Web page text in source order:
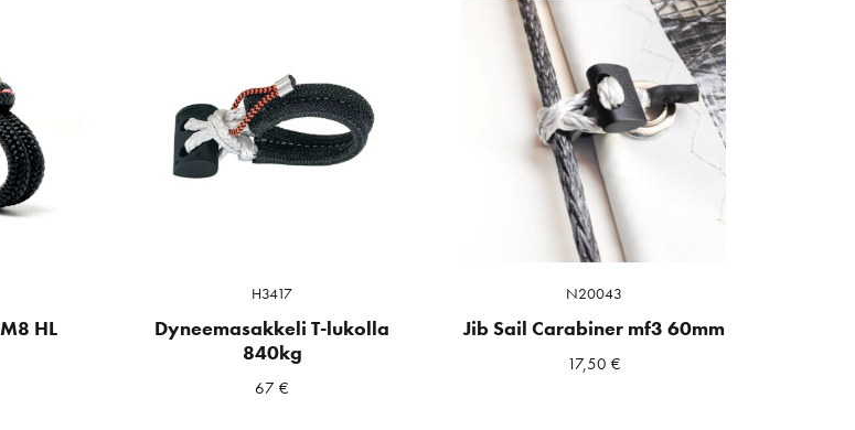
HL
H3417
Dyneemasakkeli T-lukolla
840kg
67€
N20043
Jib Sail Carabiner mf3 60mm
17,50 €